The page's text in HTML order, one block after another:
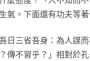
氣。下面還有功夫等
日三省吾身：為人謀
傳不習乎？」相對於